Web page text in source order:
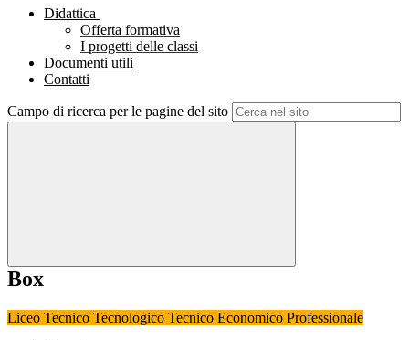
Didattica
Offerta formativa
I progetti delle classi
Documenti utili
Contatti
Campo di ricerca per le pagine del sito
Box
Liceo Tecnico Tecnologico Tecnico Economico Professionale